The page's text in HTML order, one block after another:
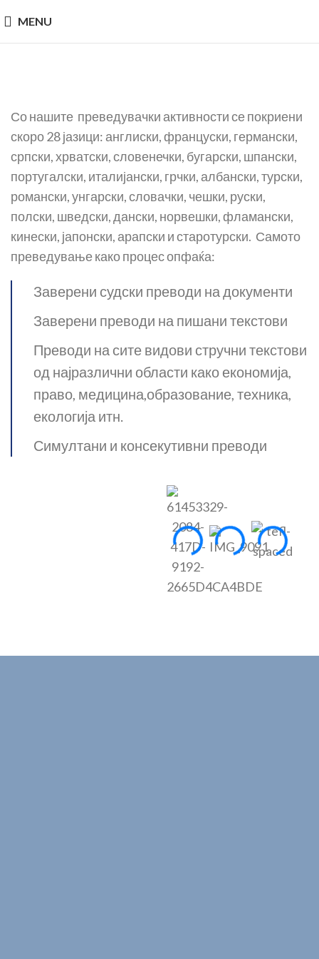
MENU
Со нашите преведувачки активности се покриени
скоро 28 јазици: англиски, француски, германски,
српски, хрватски, словенечки, бугарски, шпански,
португалски, италијански, грчки, албански, турски,
романски, унгарски, словачки, чешки, руски,
полски, шведски, дански, норвешки, фламански,
кинески, јапонски, арапски и старотурски. Самото
преведување како процес опфаќа:
Заверени судски преводи на документи
Заверени преводи на пишани текстови
Преводи на сите видови стручни текстови
од најразлични области како економија,
право, медицина,образование, техника,
екологија итн.
Симултани и консекутивни преводи